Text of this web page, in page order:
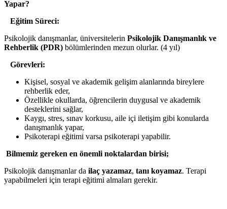
Yapar?
Eğitim Süreci:
Psikolojik danışmanlar, üniversitelerin Psikolojik Danışmanlık ve
Rehberlik (PDR) bölümlerinden mezun olurlar. (4 yıl)
Görevleri:
Kişisel, sosyal ve akademik gelişim alanlarında bireylere
rehberlik eder,
Özellikle okullarda, öğrencilerin duygusal ve akademik
desteklerini sağlar,
Kaygı, stres, sınav korkusu, aile içi iletişim gibi konularda
danışmanlık yapar,
Psikoterapi eğitimi varsa psikoterapi yapabilir.
Bilmemiz gereken en önemli noktalardan birisi;
Psikolojik danışmanlar da ilaç yazamaz, tanı koyamaz. Terapi
yapabilmeleri için terapi eğitimi almaları gerekir.